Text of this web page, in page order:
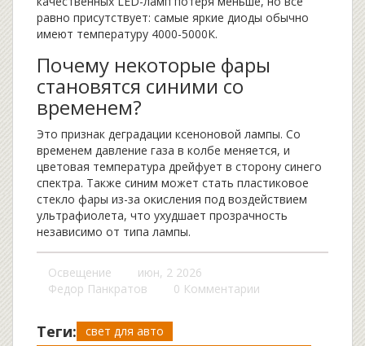
равно присутствует: самые яркие диоды обычно
имеют температуру 4000-5000К.
Почему некоторые фары
становятся синими со
временем?
Это признак деградации ксеноновой лампы. Со
временем давление газа в колбе меняется, и
цветовая температура дрейфует в сторону синего
спектра. Также синим может стать пластиковое
стекло фары из-за окисления под воздействием
ультрафиолета, что ухудшает прозрачность
независимо от типа лампы.
Освещение
июн, 2 2026
Федор Панкратов
0 Комментарии
Теги:
свет для авто